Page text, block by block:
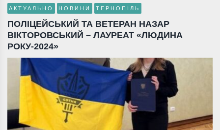
АКТУАЛЬНО НОВИНИ ТЕРНОПІЛЬ
ПОЛІЦЕЙСЬКИЙ ТА ВЕТЕРАН НАЗАР
ВІКТОРОВСЬКИЙ – ЛАУРЕАТ «ЛЮДИНА
РОКУ-2024»